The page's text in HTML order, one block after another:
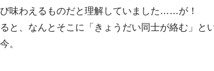
味わえるものだと理解していました……が！
と、なんとそこに「きょうだい同士が絡む」
。